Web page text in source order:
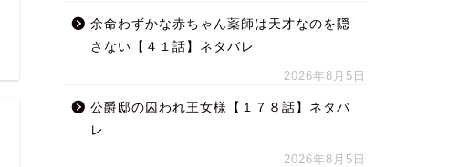
余命わずかな赤ちゃん薬師は天才なのを隠
さない【４１話】ネタバレ
2026年8月5日
公爵邸の囚われ王女様【１７８話】ネタバ
レ
2026年8月5日